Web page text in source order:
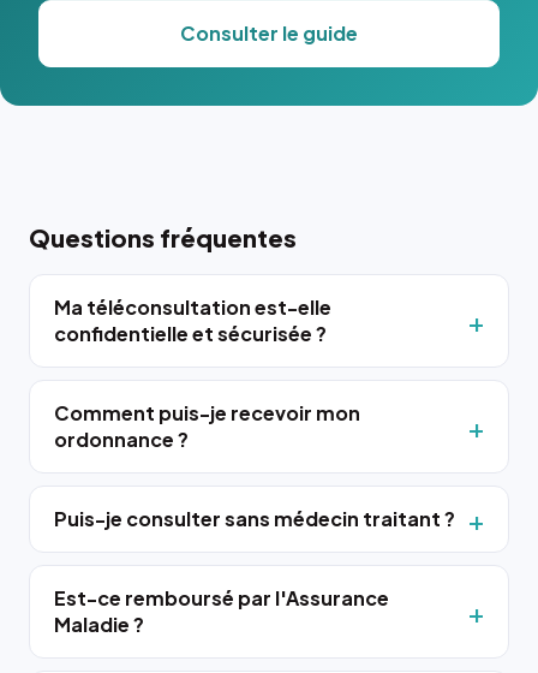
Consulter le guide
Questions fréquentes
Ma téléconsultation est-elle
confidentielle et sécurisée ?
Comment puis-je recevoir mon
ordonnance ?
Puis-je consulter sans médecin traitant ?
Est-ce remboursé par l'Assurance
Maladie ?